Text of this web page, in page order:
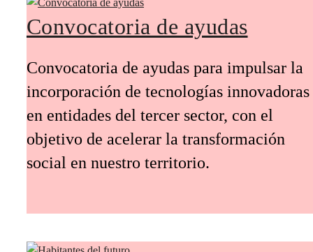
Convocatoria de ayudas
Convocatoria de ayudas para impulsar la
incorporación de tecnologías innovadoras
en entidades del tercer sector, con el
objetivo de acelerar la transformación
social en nuestro territorio.